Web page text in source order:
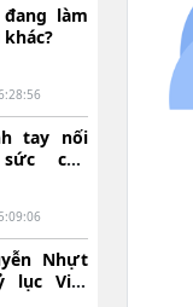
làm
tay nối
cho
giá trị
Nhựt
lục Việt